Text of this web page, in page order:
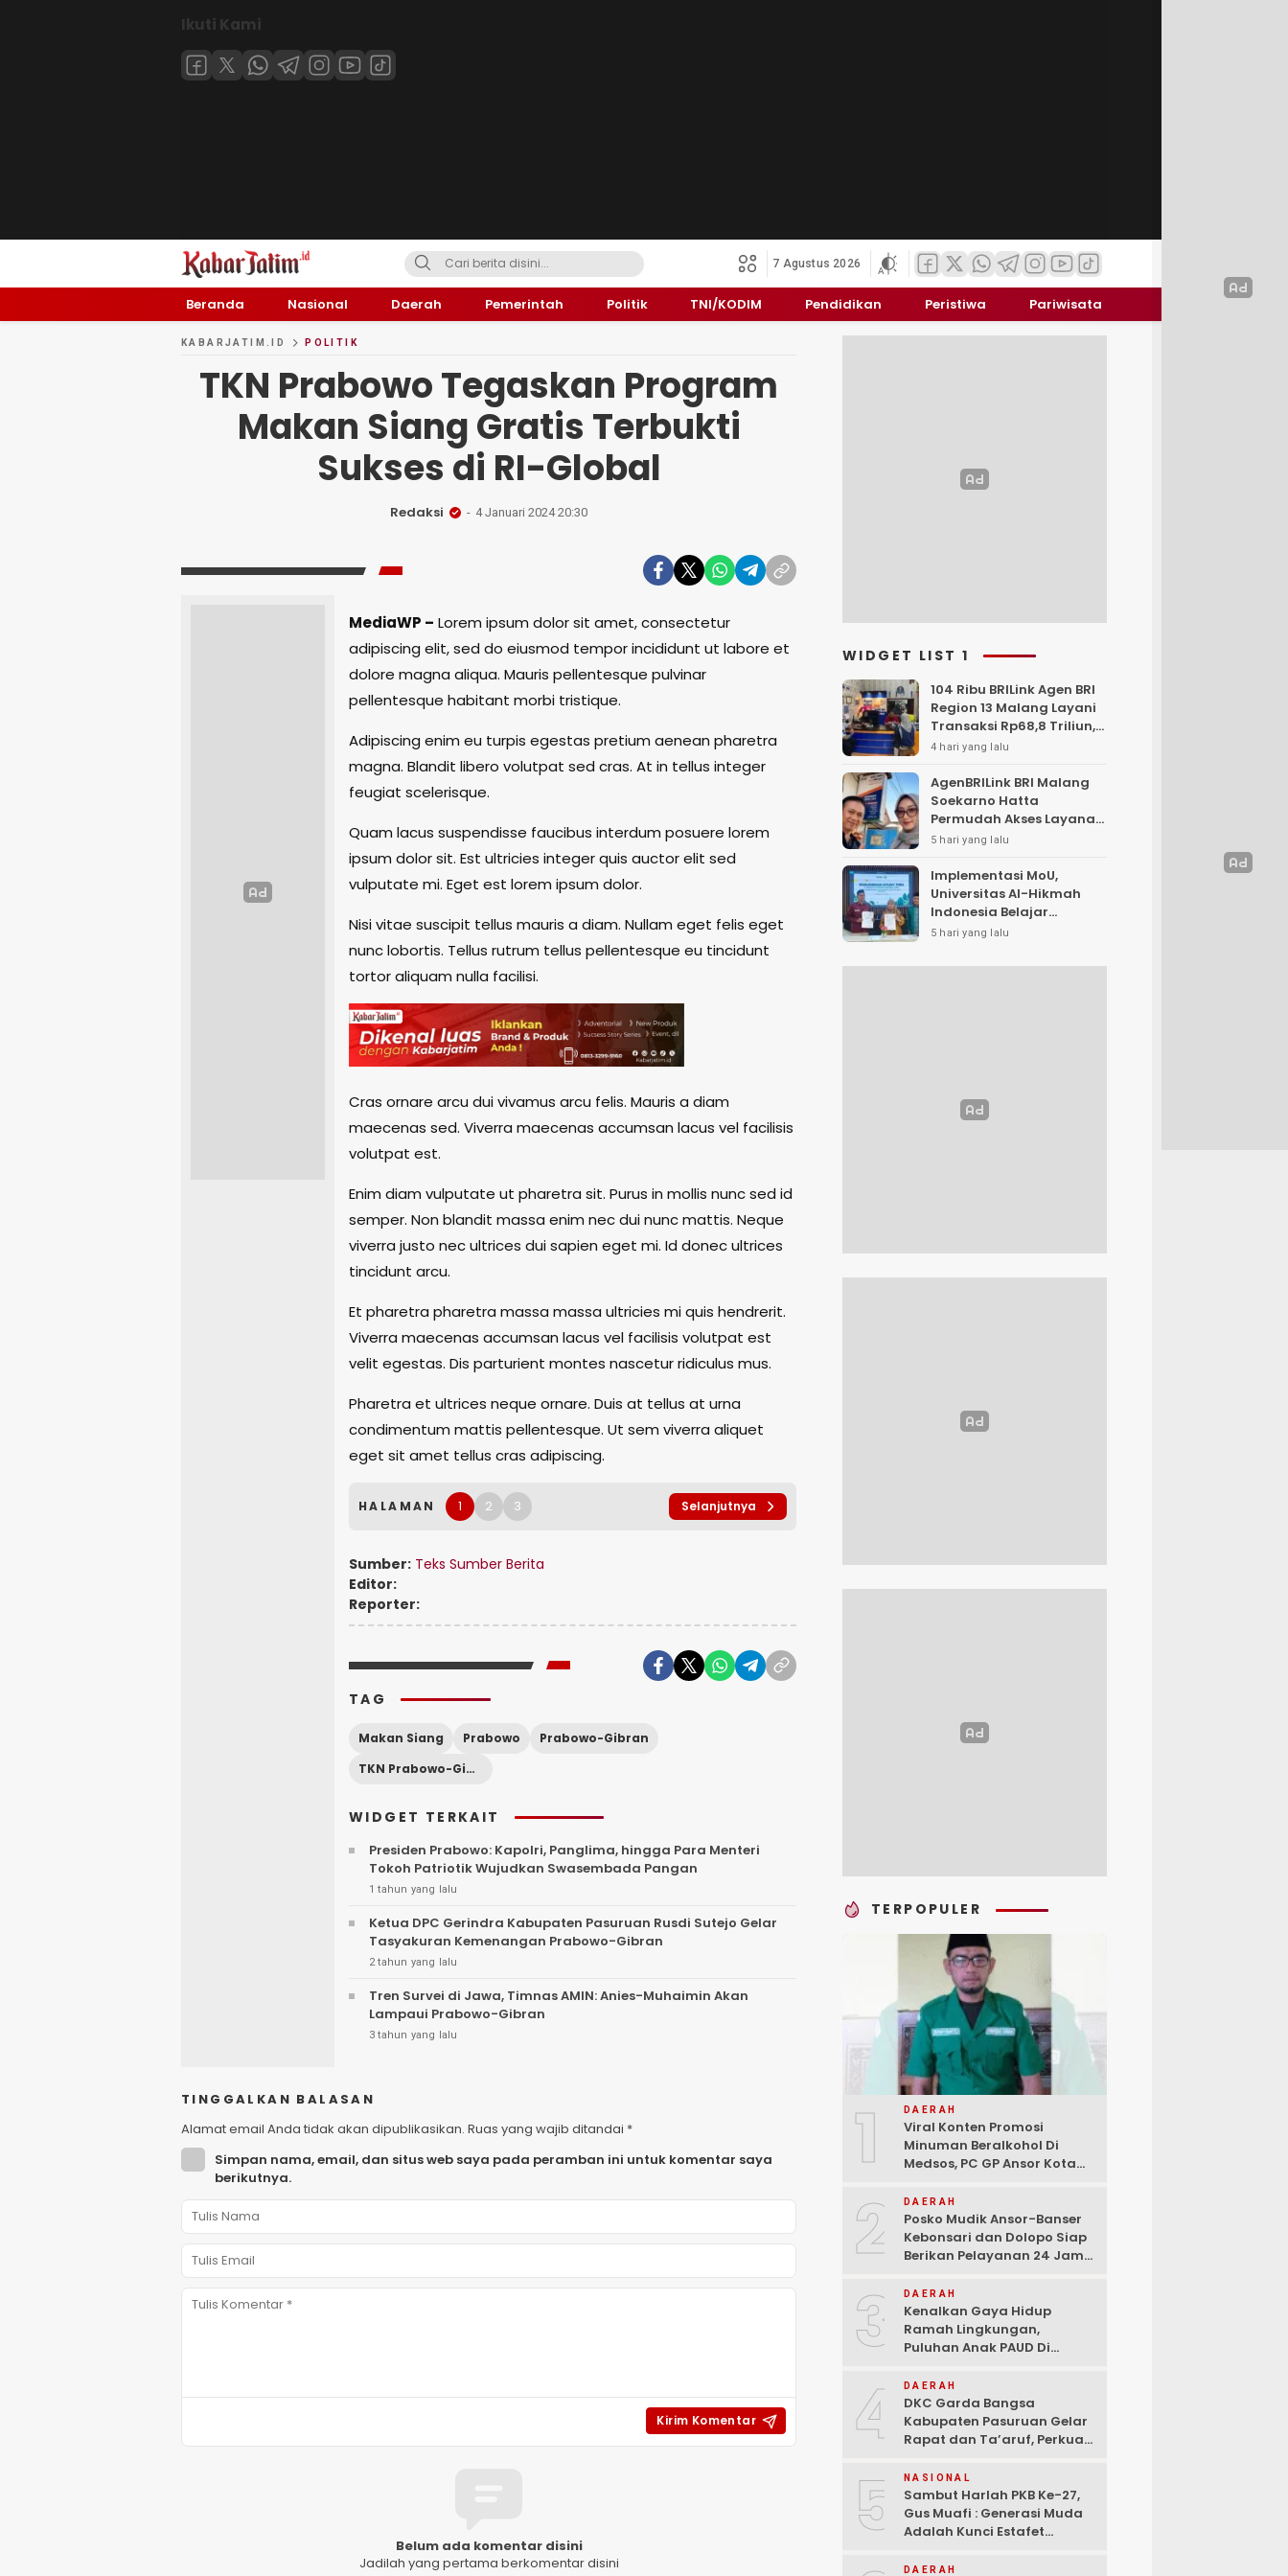
Ikuti Kami
KABARJATIM.id
Kabar Jawa timuran
7 Agustus 2026
Beranda Nasional Daerah Pemerintah Politik TNI/KODIM Pendidikan Peristiwa Pariwisata
KABARJATIM.ID POLITIK
TKN Prabowo Tegaskan Program
Makan Siang Gratis Terbukti
Sukses di RI-Global
Redaksi 4 Januari 2024 20:30
MediaWP – Lorem ipsum dolor sit amet, consectetur
adipiscing elit, sed do eiusmod tempor incididunt ut labore et
dolore magna aliqua. Mauris pellentesque pulvinar
pellentesque habitant morbi tristique.
Adipiscing enim eu turpis egestas pretium aenean pharetra
magna. Blandit libero volutpat sed cras. At in tellus integer
feugiat scelerisque.
Quam lacus suspendisse faucibus interdum posuere lorem
ipsum dolor sit. Est ultricies integer quis auctor elit sed
vulputate mi. Eget est lorem ipsum dolor.
Nisi vitae suscipit tellus mauris a diam. Nullam eget felis eget
nunc lobortis. Tellus rutrum tellus pellentesque eu tincidunt
tortor aliquam nulla facilisi.
Cras ornare arcu dui vivamus arcu felis. Mauris a diam
maecenas sed. Viverra maecenas accumsan lacus vel facilisis
volutpat est.
Enim diam vulputate ut pharetra sit. Purus in mollis nunc sed id
semper. Non blandit massa enim nec dui nunc mattis. Neque
viverra justo nec ultrices dui sapien eget mi. Id donec ultrices
tincidunt arcu.
Et pharetra pharetra massa massa ultricies mi quis hendrerit.
Viverra maecenas accumsan lacus vel facilisis volutpat est
velit egestas. Dis parturient montes nascetur ridiculus mus.
Pharetra et ultrices neque ornare. Duis at tellus at urna
condimentum mattis pellentesque. Ut sem viverra aliquet
eget sit amet tellus cras adipiscing.
HALAMAN 1 2 3 Selanjutnya
Sumber: Teks Sumber Berita
Editor:
Reporter:
TAG
Makan Siang Prabowo
Prabowo-Gibran
TKN Prabowo-Gibran
WIDGET TERKAIT
Presiden Prabowo: Kapolri, Panglima, hingga Para Menteri
Tokoh Patriotik Wujudkan Swasembada Pangan
1 tahun yang lalu
Ketua DPC Gerindra Kabupaten Pasuruan Rusdi Sutejo Gelar
Tasyakuran Kemenangan Prabowo-Gibran
2 tahun yang lalu
Tren Survei di Jawa, Timnas AMIN: Anies-Muhaimin Akan
Lampaui Prabowo-Gibran
3 tahun yang lalu
TINGGALKAN BALASAN
Alamat email Anda tidak akan dipublikasikan. Ruas yang wajib ditandai *
Simpan nama, email, dan situs web saya pada peramban ini untuk komentar saya
berikutnya.
Belum ada komentar disini
Jadilah yang pertama berkomentar disini
WIDGET LIST 1
104 Ribu BRILink Agen BRI
Region 13 Malang Layani
Transaksi Rp68,8 Triliun,
Perkuat Akses Keuangan
4 hari yang lalu
AgenBRILink BRI Malang
Soekarno Hatta
Permudah Akses Layanan
Keuangan Masyarakat
5 hari yang lalu
Implementasi MoU,
Universitas Al-Hikmah
Indonesia Belajar
Strategi Kemandirian
Pesantren Sunan Drajat
5 hari yang lalu
TERPOPULER
1 DAERAH
Viral Konten Promosi
Minuman Beralkohol Di
Medsos, PC GP Ansor Kota
Kota Dan Aparat Bertindak
Tegas!
2 DAERAH
Posko Mudik Ansor-Banser
Kebonsari dan Dolopo Siap
Berikan Pelayanan 24 Jam
3 DAERAH
Kenalkan Gaya Hidup
Ramah Lingkungan,
Puluhan Anak PAUD Di
Sampah
4 DAERAH
DKC Garda Bangsa
Kabupaten Pasuruan Gelar
Rapat dan Ta’aruf, Perkuat
Teknologi Dan Ekonomi
Kreatif
5 NASIONAL
Sambut Harlah PKB Ke-27,
Gus Muafi : Generasi Muda
Adalah Kunci Estafet
Kebangkitan
DAERAH